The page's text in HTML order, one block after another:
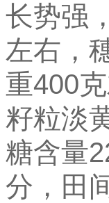
长势强
左右，
重400
籽粒淡
糖含量
分，田